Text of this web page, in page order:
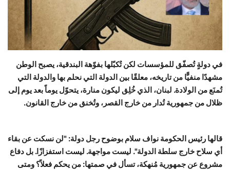
في دولةٍ تُصفّق للمؤسسات لكن تُكبّلها بفوّهة البندقية، يصبح الوطن
مشهدًا منفيًّا من تاريخه، معلقًا بين الدولة التي نحلم بها والدولة التي
تُمنَع من الولادة. لبنان، الذي خُلِق ليكون منارة، يتحوّل يوماً بعد يوم إلى
ظلال من جمهورية تُدار من خارج القصر، وتُخنق من خارج القانون.
قالها رئيس الحكومة نواف سلام بوضوح رجل دولة: "لن نسكت عن بقاء
أي سلاح خارج سلطة الدولة". ليست مواجهة. ليست استفزازًا. بل دفاع
مشروع عن جمهورية مُنهكة، تسأل في صمتها: من يحكم فعلاً؟ ومتى